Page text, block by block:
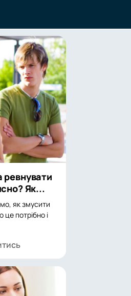
ревнувати
Як...
як змусити
це потрібно і